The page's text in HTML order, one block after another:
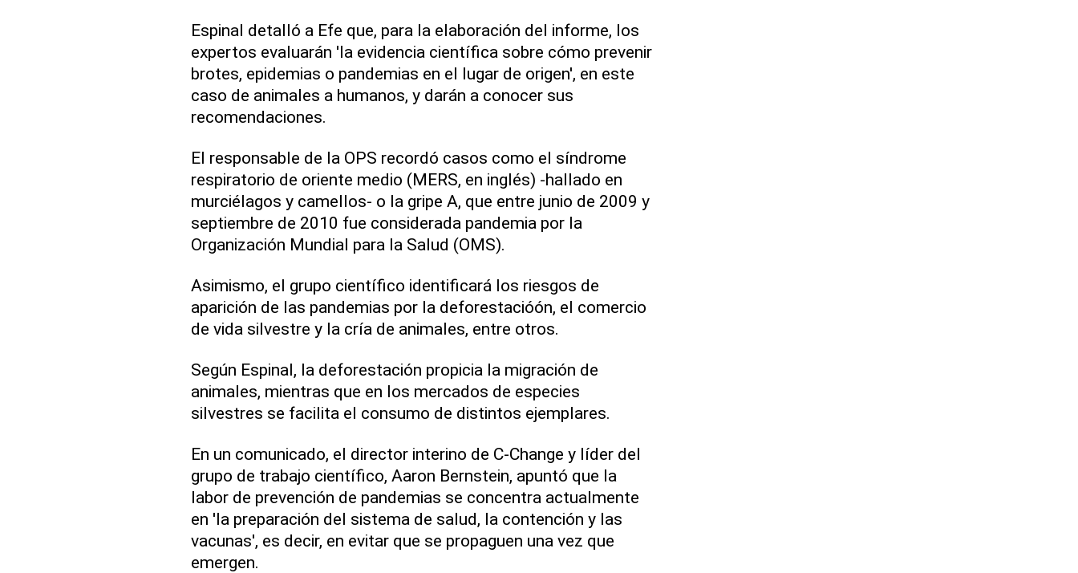
Espinal detalló a Efe que, para la elaboración del informe, los
expertos evaluarán 'la evidencia científica sobre cómo prevenir
brotes, epidemias o pandemias en el lugar de origen', en este
caso de animales a humanos, y darán a conocer sus
recomendaciones.
El responsable de la OPS recordó casos como el síndrome
respiratorio de oriente medio (MERS, en inglés) -hallado en
murciélagos y camellos- o la gripe A, que entre junio de 2009 y
septiembre de 2010 fue considerada pandemia por la
Organización Mundial para la Salud (OMS).
Asimismo, el grupo científico identificará los riesgos de
aparición de las pandemias por la deforestacióón, el comercio
de vida silvestre y la cría de animales, entre otros.
Según Espinal, la deforestación propicia la migración de
animales, mientras que en los mercados de especies
silvestres se facilita el consumo de distintos ejemplares.
En un comunicado, el director interino de C-Change y líder del
grupo de trabajo científico, Aaron Bernstein, apuntó que la
labor de prevención de pandemias se concentra actualmente
en 'la preparación del sistema de salud, la contención y las
vacunas', es decir, en evitar que se propaguen una vez que
emergen.